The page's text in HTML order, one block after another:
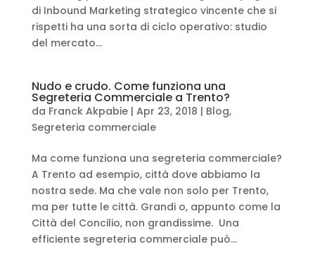
di Inbound Marketing strategico vincente che si
rispetti ha una sorta di ciclo operativo: studio
del mercato...
Nudo e crudo. Come funziona una
Segreteria Commerciale a Trento?
da Franck Akpabie| Apr 23, 2018 | Blog,
Segreteria commerciale
Ma come funziona una segreteria commerciale?
A Trento ad esempio, città dove abbiamo la
nostra sede. Ma che vale non solo per Trento,
ma per tutte le città. Grandi o, appunto come la
Città del Concilio, non grandissime. Una
efficiente segreteria commerciale può...